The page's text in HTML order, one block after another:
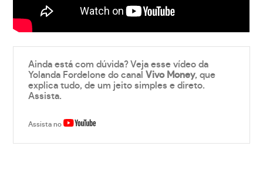
Ainda está com dúvida? Veja esse vídeo da
Yolanda Fordelone do canalVivo Money, que
explica tudo, de um jeito simples e direto.
Assista.
Assista no